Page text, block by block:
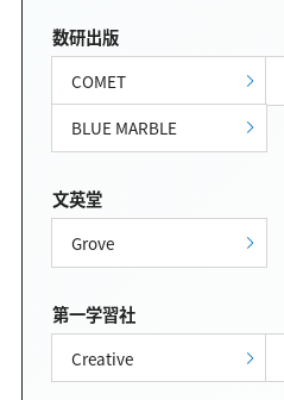
数研出版
COMET
BLUE MARBLE
文英堂
Grove
第一学習社
Creative